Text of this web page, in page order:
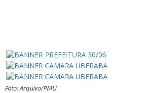
Foto: Arquivo/PMU